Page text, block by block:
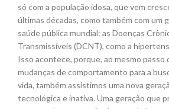
só com a população idosa, que vem
últimas décadas, como também com um
saúde pública mundial: as Doenças
Transmissíveis (DCNT), como a
Isso acontece, porque, ao mesmo passo
mudanças de comportamento para a
vida, também assistimos uma nova
tecnológica e inativa. Uma geração que